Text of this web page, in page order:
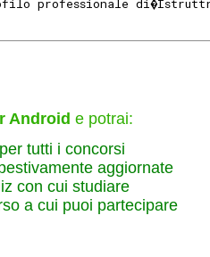
professionale
Android e potrai:
tutti i concorsi
aggiornate
con cui studiare
a cui puoi partecipare